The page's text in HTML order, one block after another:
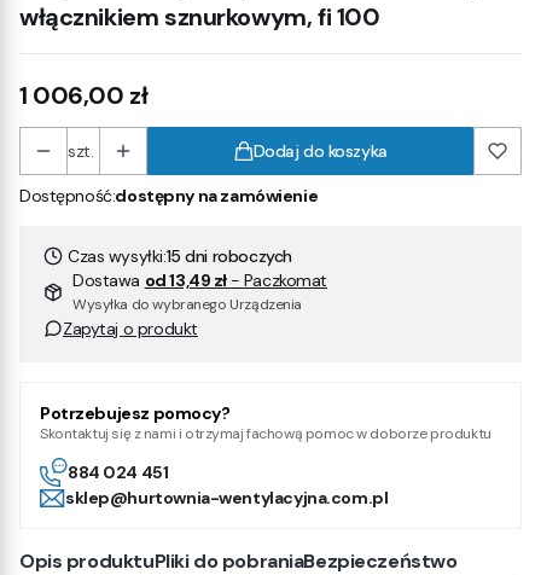
włącznikiem sznurkowym, fi 100
Cena
1 006,00 zł
szt. Dodaj do koszyka
Dostępność:dostępny na zamówienie
Czas wysyłki:15 dni roboczych
Dostawa od 13,49 zł - Paczkomat
Wysyłka do wybranego Urządzenia
Zapytaj o produkt
Potrzebujesz pomocy?
Skontaktuj się z nami i otrzymaj fachową pomoc w doborze produktu
884 024 451
sklep@hurtownia-wentylacyjna.com.pl
Opis produktuPliki do pobraniaBezpieczeństwo